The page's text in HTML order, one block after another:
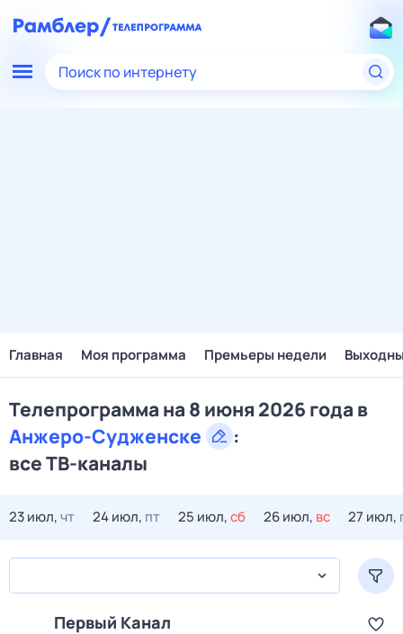
Поиск по интернету
Главная Моя программа Премьеры недели
Телепрограмма на 8 июня 2026 года в
Анжеро-Судженске
:
все ТВ-каналы
23 июл,чт 24 июл, пт 25 июл,сб 26 июл, вс 27 июл,
Первый Канал